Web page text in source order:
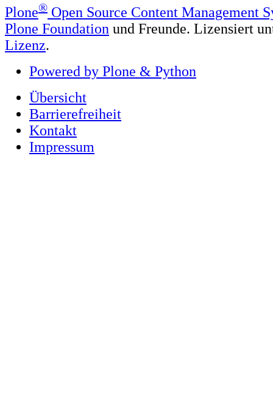
Plone® Open Source Content Management
Plone Foundation und Freunde. Lizensiert
Lizenz.
Powered by Plone & Python
Übersicht
Barrierefreiheit
Kontakt
Impressum